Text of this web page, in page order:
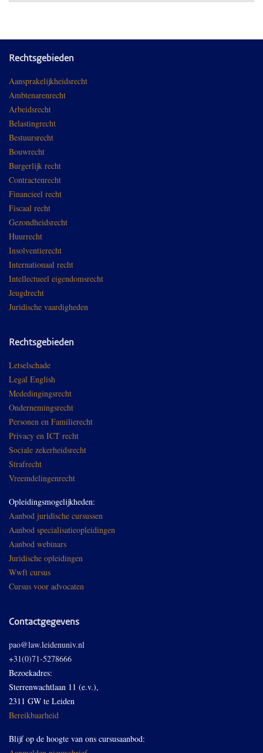
Rechtsgebieden
Aansprakelijkheidsrecht
Ambtenarenrecht
Arbeidsrecht
Belastingrecht
Bestuursrecht
Bouwrecht
Burgerlijk recht
Contractenrecht
Financieel recht
Fiscaal recht
Gezondheidsrecht
Huurrecht
Insolventierecht
Internationaal recht
Intellectueel eigendomsrecht
Jeugdrecht
Juridische vaardigheden
Rechtsgebieden
Letselschade
Legal English
Mededingingsrecht
Ondernemingsrecht
Personen en Familierecht
Privacy en ICT recht
Sociale zekerheidsrecht
Strafrecht
Vreemdelingenrecht
Opleidingsmogelijkheden:
Aanbod juridische cursussen
Aanbod specialisatieopleidingen
Aanbod webinars
Juridische opleidingen
Wwft cursus
Cursus voor advocaten
Contactgegevens
pao@law.leidenuniv.nl
+31(0)71-5278666
Bezoekadres:
Sterrenwachtlaan 11 (e.v.),
2311 GW te Leiden
Bereikbaarheid
Blijf op de hoogte van ons cursusaanbod: